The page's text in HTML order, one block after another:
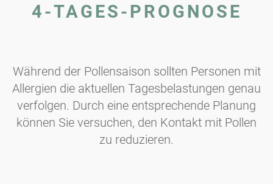
4-TAGES-PROGNOSE
Während der Pollensaison sollten Personen mit
Allergien die aktuellen Tagesbelastungen genau
verfolgen. Durch eine entsprechende Planung
können Sie versuchen, den Kontakt mit Pollen
zu reduzieren.